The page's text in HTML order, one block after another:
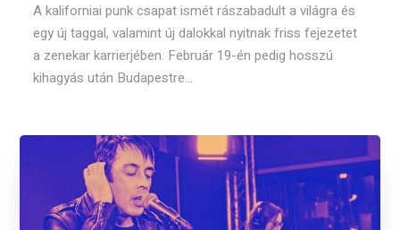
A kaliforniai punk csapat ismét rászabadult a világra és
egy új taggal, valamint új dalokkal nyitnak friss fejezetet
a zenekar karrierjében. Február 19-én pedig hosszú
kihagyás után Budapestre...